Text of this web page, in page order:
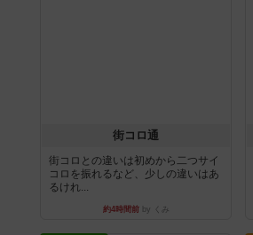
街コロ通
街コロとの違いは初めから二つサイ
コロを振れるなど、少しの違いはあ
るけれ...
約4時間前by くみ